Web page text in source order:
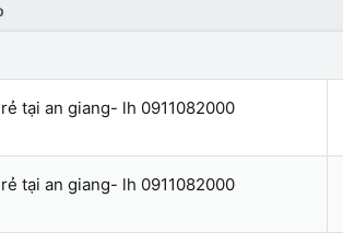
tại an giang- lh 0911082000
tại an giang- lh 0911082000